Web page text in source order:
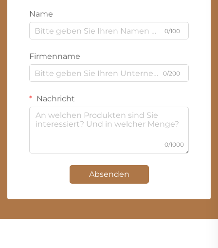
Name
0/100
Firmenname
0/200
Nachricht
0/1000
Absenden